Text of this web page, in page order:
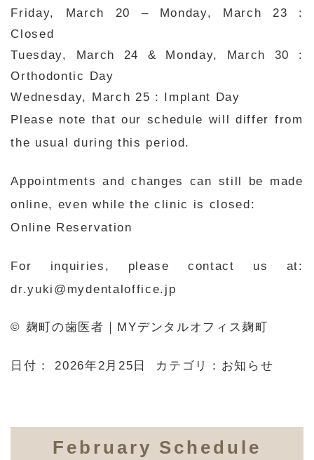
Friday, March 20 – Monday, March 23 :
Closed
Tuesday, March 24 & Monday, March 30 :
Orthodontic Day
Wednesday, March 25 : Implant Day
Please note that our schedule will differ from
the usual during this period.
Appointments and changes can still be made
online, even while the clinic is closed:
Online Reservation
For inquiries, please contact us at:
dr.yuki@mydentaloffice.jp
© 麹町の歯医者｜MYデンタルオフィス麹町
日付：2026年2月25日 カテゴリ： お知らせ
February Schedule